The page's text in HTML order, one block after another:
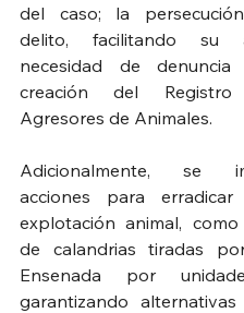
del caso; la
delito, facilitando su
necesidad de
creación del
Agresores de Animales.
Adicionalmente, se
acciones para
explotación animal,
de calandrias tiradas
Ensenada por
garantizando